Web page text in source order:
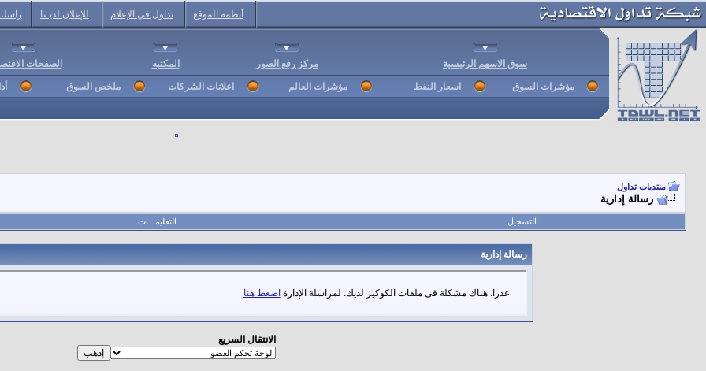
أنظمة الموقع تداول في الإعلام للإعلان لديـنا
سوق الاسهم الرئيسية مركز رفع الصور المكتبه الصفحات
مؤشرات السوق اسعار النفط مؤشرات العالم اعلانات الشركات ملخص السوق
منتديات تداول
رسالة إدارية
التسجيل التعليمـــات
رسالة إدارية
عذرا. هناك مشكلة فى ملفات الكوكيز لديك. لمراسلة الإدارة اضغط هنا
الانتقال السريع